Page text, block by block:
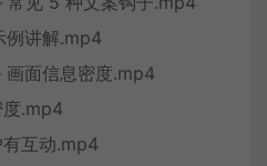
例讲解.mp4
面信息密度.mp4
.mp4
互动.mp4